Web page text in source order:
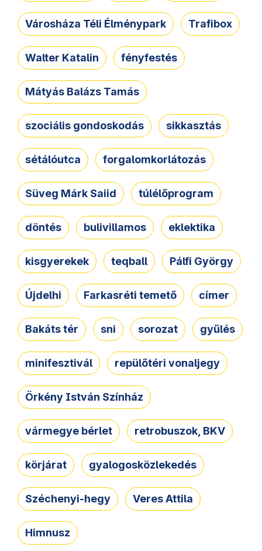
Városháza Téli Élménypark Trafibox
Walter Katalin fényfestés
Mátyás Balázs Tamás
szociális gondoskodás sikkasztás
sétálóutca forgalomkorlátozás
Süveg Márk Saiid túlélőprogram
döntés bulivillamos eklektika
kisgyerekek teqball Pálfi György
Újdelhi Farkasréti temető címer
Bakáts tér sni sorozat gyűlés
minifesztivál repülőtéri vonaljegy
Örkény István Színház
vármegye bérlet retrobuszok, BKV
körjárat gyalogosközlekedés
Széchenyi-hegy Veres Attila
Himnusz